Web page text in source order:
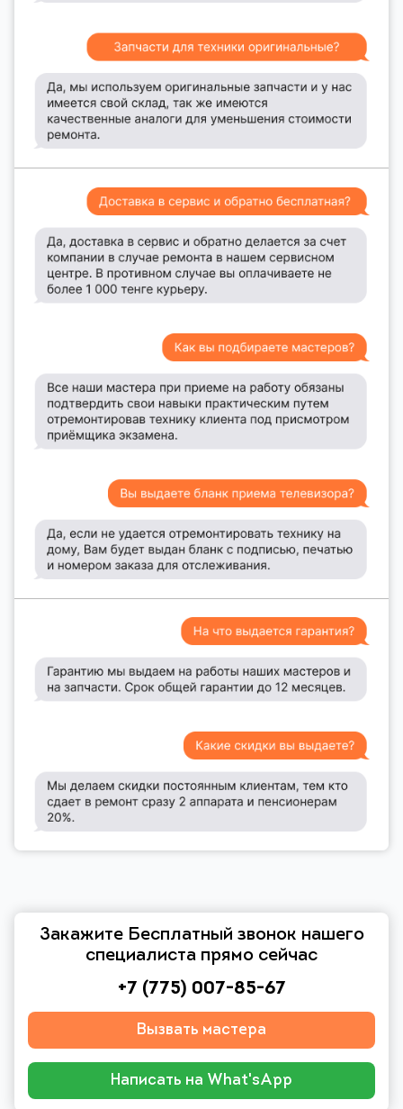
Закажите Бесплатный звонок нашего
специалиста прямо сейчас
+7 (775) 007-85-67
Вызвать мастера
Написать на What'sApp